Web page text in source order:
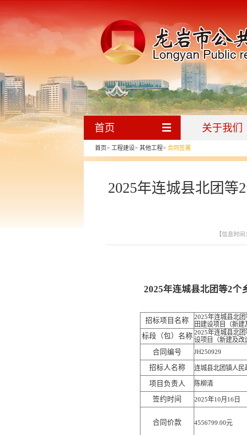
首页 关于我们
首页> 工程建设> 其他工程> 合同签署
2025年连城县北团等
【信息时间
2025年连城县北团等2个
招标项目名称
2025年连城县北
田建设项目（新建
标段（包）名称 2025年连城县北
设项目（新建及改
合同编号 JH250929
招标人名称 连城县北团镇人民
项目负责人 陈柳清
签约时间 2025年10月16日
合同价款 4556799.00元